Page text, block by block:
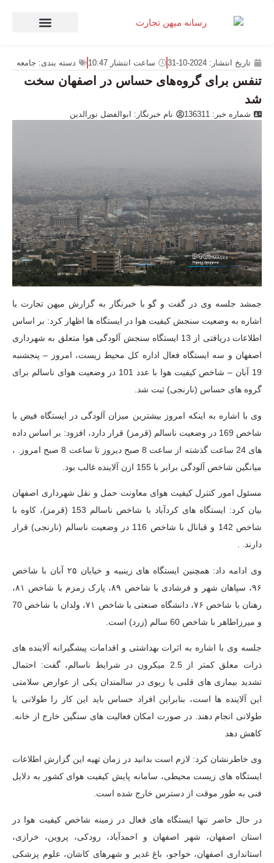
تاریخ انتشار: 2024-10-31 ساعت انتشار 10:47 دسته بندی: جامعه
تنفس برای گروه‌های حساس در اصفهان سخت
شد
شماره خبر: 136311 نام خبرنگار: ابوالفضل نورالدین
جمشد جلسه وی در گفت و گو با خبرنگار به گزارش میهن تجارت با
اشاره به وضعیت سنجش کیفیت هوا در ایستگاه ها اظهار کرد: بر اساس
اطلاعات دریافتی از 13 ایستگاه سنجش آلودگی هوا متعلق به شهرداری
اصفهان و سه ایستگاه فعال اداره کل محیط زیست، امروز – پنجشنبه
19 آبان – شاخص کیفیت هوا با عدد 101 در وضعیت هوای ناسالم برای
گروه های حساس (نارنجی) ثبت شد.
وی با اشاره به اینکه امروز بیشترین میزان آلودگی در ایستگاه فیض با
شاخص 169 در وضعیت ناسالم (قرمز) قرار دارد، افزود: بر اساس داده
های 24 ساعت گذشته از ساعت 8 صبح دیروز تا ساعت 8 صبح امروز. ،
میانگین شاخص آلودگی برابر با 155 ازن آلاینده غالب بود.
مسئول امور کنترل کیفیت هوای معاونت حمل و نقل شهرداری اصفهان
بیان کرد: ایستگاه های کردآباد با شاخص ناسالم 153 (قرمز)، کاوه با
شاخص 142 و قبانال با شاخص 116 در وضعیت ناسالم (نارنجی) قرار
دارند. .
وی ادامه داد: همچنین ایستگاه های زینبیه و خیابان ۲۵ آبان با شاخص
۹۶، سپاهان شهر و فرشادی با شاخص ۸۹، پارک زمزم با شاخص ۸۱،
رهنان با شاخص ۷۶، دانشگاه صنعتی با شاخص ۷۱، ولدان با شاخص 70
و میرزاطاهر با شاخص 60 سالم (زرد) است.
جلسه وی با اشاره به اثرات بهداشتی و اقدامات پیشگیرانه آلاینده های
ذرات معلق کمتر از 2.5 میکرون در شرایط ناسالم، گفت: احتمال
تشدید بیماری های قلبی یا ریوی در سالمندان یکی از عوارض سلامتی
این آلاینده ها است، بنابراین افراد حساس باید این کار را طولانی یا
طولانی انجام دهند. در صورت امکان فعالیت های سنگین خارج از خانه.
کاهش دهد
وی خاطرنشان کرد: لازم است بدانید در زمان تهیه این گزارش اطلاعات
ایستگاه های زیست محیطی، سامانه پایش کیفیت هوای کشور به دلایل
فنی به طور موقت از دسترس خارج شده است.
در حال حاضر تنها ایستگاه های فعال در زمینه شاخص کیفیت هوا در
استان اصفهان، شهر اصفهان و احمدآباد، رودکی، پروین، خرازی،
استانداری اصفهان، خواجو، باغ غدیر و شهرهای کاشان، علوم پزشکی